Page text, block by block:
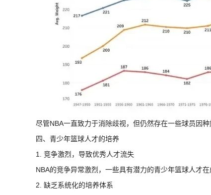
尽管NBA一直致力于消除歧视，但仍然存在一些球员因
四、青少年篮球人才的培养
1. 竞争激烈，导致优秀人才流失
NBA的竞争异常激烈，一些具有潜力的青少年篮球人才
2. 缺乏系统化的培养体系